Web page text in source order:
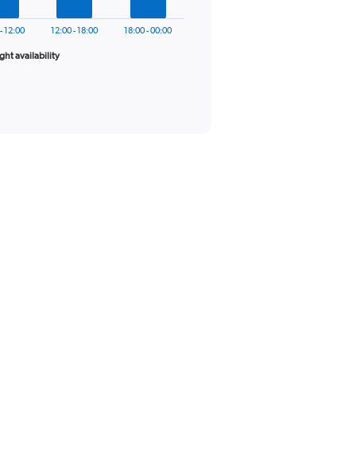
availability
12:00 12:00 - 18:00 18:00 - 00:00